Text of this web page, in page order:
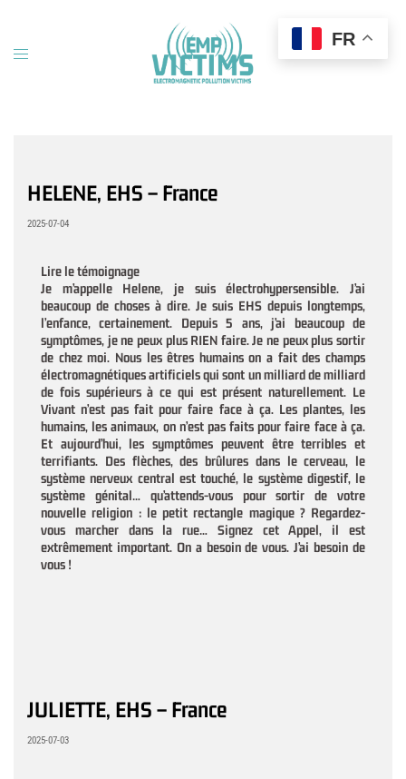
Ouvrir/fermer
HELENE, EHS – France
2025-07-04
Lire le témoignage
Je m’appelle Helene, je suis électrohypersensible. J’ai
beaucoup de choses à dire. Je suis EHS depuis longtemps,
l’enfance, certainement. Depuis 5 ans, j’ai beaucoup de
symptômes, je ne peux plus RIEN faire. Je ne peux plus sortir
de chez moi. Nous les êtres humains on a fait des champs
électromagnétiques artificiels qui sont un milliard de milliard
de fois supérieurs à ce qui est présent naturellement. Le
Vivant n’est pas fait pour faire face à ça. Les plantes, les
humains, les animaux, on n’est pas faits pour faire face à ça.
Et aujourd’hui, les symptômes peuvent être terribles et
terrifiants. Des flèches, des brûlures dans le cerveau, le
système nerveux central est touché, le système digestif, le
système génital… qu’attends-vous pour sortir de votre
nouvelle religion : le petit rectangle magique ? Regardez-
vous marcher dans la rue… Signez cet Appel, il est
extrêmement important. On a besoin de vous. J’ai besoin de
vous !
JULIETTE, EHS – France
2025-07-03
FR